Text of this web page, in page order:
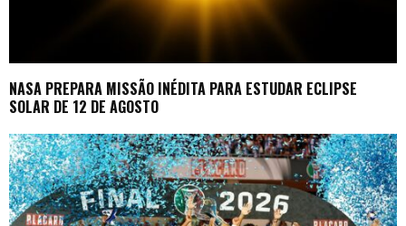
NASA PREPARA MISSÃO INÉDITA PARA ESTUDAR ECLIPSE
SOLAR DE 12 DE AGOSTO